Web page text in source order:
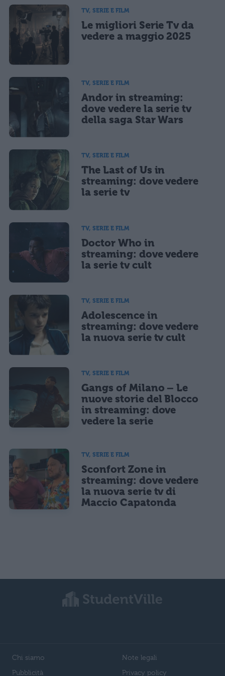
TV, SERIE E FILM
Le migliori Serie Tv da
vedere a maggio 2025
TV, SERIE E FILM
Andor in streaming:
dove vedere la serie tv
della saga Star Wars
TV, SERIE E FILM
The Last of Us in
streaming: dove vedere
la serie tv
TV, SERIE E FILM
Doctor Who in
streaming: dove vedere
la serie tv cult
TV, SERIE E FILM
Adolescence in
streaming: dove vedere
la nuova serie tv cult
TV, SERIE E FILM
Gangs of Milano – Le
nuove storie del Blocco
in streaming: dove
vedere la serie
TV, SERIE E FILM
Sconfort Zone in
streaming: dove vedere
la nuova serie tv di
Maccio Capatonda
Chi siamo
Pubblicità
Note legali
Privacy policy